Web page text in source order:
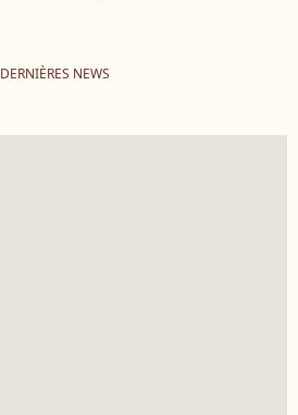
DERNIÈRES NEWS